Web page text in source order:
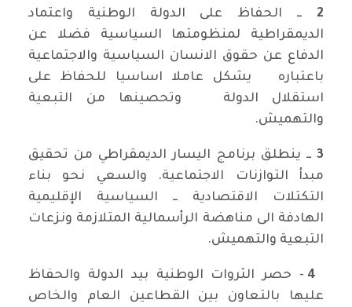
2 ــ الحفاظ على الدولة الوطنية واعتماد
الديمقراطية لمنظومتها السياسية فضلا عن
الدفاع عن حقوق الانسان السياسية والاجتماعية
باعتباره يشكل عاملا اساسيا للحفاظ على
استقلال الدولة وتحصينها من التبعية
والتهميش.
3 ــ ينطلق برنامج اليسار الديمقراطي من تحقيق
مبدأ التوازنات الاجتماعية. والسعي نحو بناء
التكتلات الاقتصادية ــ السياسية الإقليمية
الهادفة الى مناهضة الرأسمالية المتلازمة ونزعات
التبعية والتهميش.
- حصر الثروات الوطنية بيد الدولة والحفاظ
عليها بالتعاون بين القطاعين العام والخاص